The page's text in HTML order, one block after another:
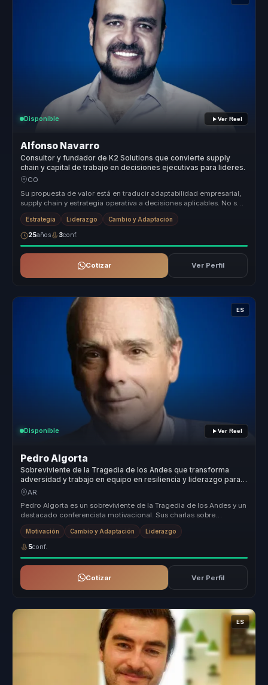
Disponible Ver Reel
Alfonso Navarro
Consultor y fundador de K2 Solutions que convierte supply
chain y capital de trabajo en decisiones ejecutivas para lideres.
CO
Su propuesta de valor está en traducir adaptabilidad empresarial,
supply chain y estrategia operativa a decisiones aplicables. No se
qued...
Estrategia Liderazgo Cambio y Adaptación
25años 3conf.
Cotizar Ver Perfil
ES
Disponible Ver Reel
Pedro Algorta
Sobreviviente de la Tragedia de los Andes que transforma
adversidad y trabajo en equipo en resiliencia y liderazgo para
empresas.
AR
Pedro Algorta es un sobreviviente de la Tragedia de los Andes y un
destacado conferencista motivacional. Sus charlas sobre
resiliencia, l...
Motivación Cambio y Adaptación Liderazgo
5conf.
Cotizar Ver Perfil
ES